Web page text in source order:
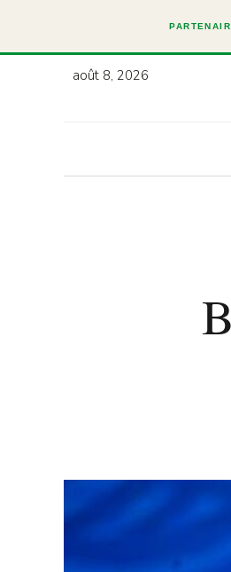
août 8, 2026